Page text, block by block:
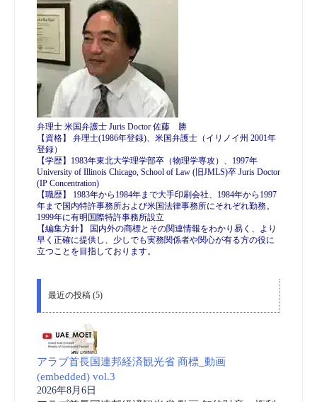
弁理士 米国弁護士 Juris Doctor 佐藤 勝
【資格】 弁理士(1986年登録)、米国弁護士（イリノイ州 2001年
登録）
【学歴】1983年東北大学理学部卒（物理学専攻）、1997年
University of Illinois Chicago, School of Law (旧JMLS)卒 Juris Doctor
(IP Concentration)
【職歴】 1983年から1984年まで大手印刷会社、1984年から1997
年まで国内特許事務所および米国法律事務所にそれぞれ勤務。
1999年に有明国際特許事務所設立
【編集方針】 国内外の商標とその関連情報をわかり易く、より
早く正確に提供し、少しでも実務関係者や関心が有る方の役に
立つことを目指しております。
最近の投稿 (5)
アラブ首長国連邦経済観光省 商標_動画
(embedded) vol.3
2026年8月6日